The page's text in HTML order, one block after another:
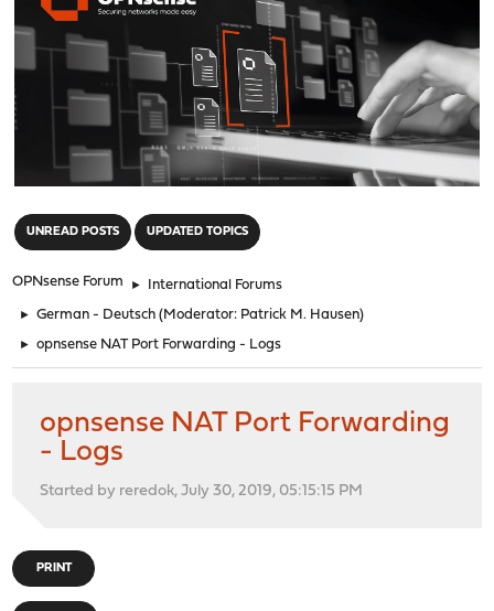
UNREAD POSTS UPDATED TOPICS
OPNsense Forum ► International Forums
► German - Deutsch (Moderator: Patrick M. Hausen)
► opnsense NAT Port Forwarding - Logs
opnsense NAT Port Forwarding
- Logs
Started by reredok, July 30, 2019, 05:15:15 PM
PRINT